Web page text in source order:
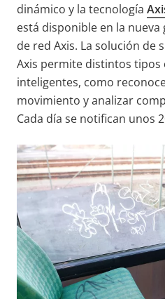
dinámico y la tecnología
está disponible en la
de red Axis. La solución de
Axis permite distintos tipos
inteligentes, como
movimiento y analizar
Cada día se notifican unos